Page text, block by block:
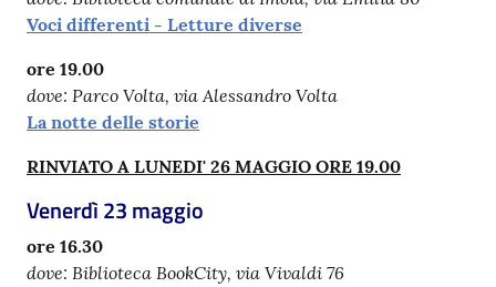
Voci differenti - Letture diverse
ore 19.00
dove: Parco Volta, via Alessandro Volta
La notte delle storie
RINVIATO A LUNEDI' 26 MAGGIO ORE 19.00
Venerdì 23 maggio
ore 16.30
dove: Biblioteca BookCity, via Vivaldi 76